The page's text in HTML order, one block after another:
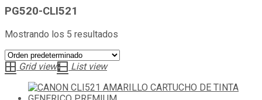
PG520-CLI521
Mostrando los 5 resultados
Grid view List view